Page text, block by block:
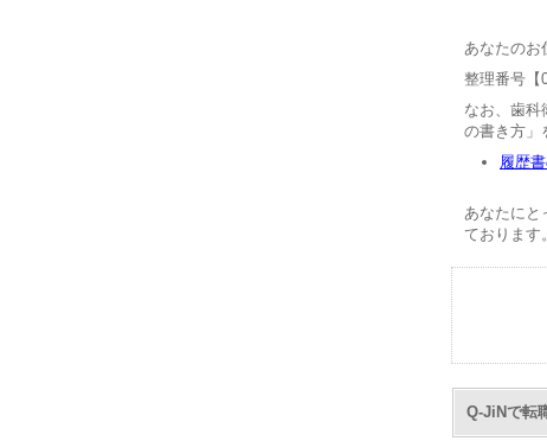
あなたのお
整理番号【
なお、歯科
の書き方」
履歴
あなたにと
ております
Q-JiNで転